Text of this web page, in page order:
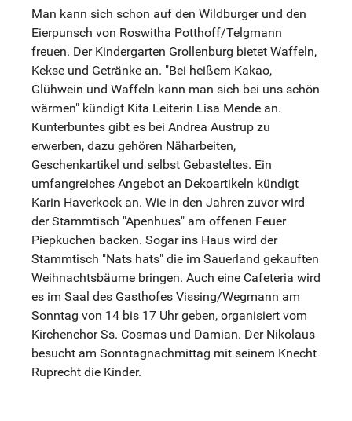
Man kann sich schon auf den Wildburger und den
Eierpunsch von Roswitha Potthoff/Telgmann
freuen. Der Kindergarten Grollenburg bietet Waffeln,
Kekse und Getränke an. "Bei heißem Kakao,
Glühwein und Waffeln kann man sich bei uns schön
wärmen" kündigt Kita Leiterin Lisa Mende an.
Kunterbuntes gibt es bei Andrea Austrup zu
erwerben, dazu gehören Näharbeiten,
Geschenkartikel und selbst Gebasteltes. Ein
umfangreiches Angebot an Dekoartikeln kündigt
Karin Haverkock an. Wie in den Jahren zuvor wird
der Stammtisch "Apenhues" am offenen Feuer
Piepkuchen backen. Sogar ins Haus wird der
Stammtisch "Nats hats" die im Sauerland gekauften
Weihnachtsbäume bringen. Auch eine Cafeteria wird
es im Saal des Gasthofes Vissing/Wegmann am
Sonntag von 14 bis 17 Uhr geben, organisiert vom
Kirchenchor Ss. Cosmas und Damian. Der Nikolaus
besucht am Sonntagnachmittag mit seinem Knecht
Ruprecht die Kinder.